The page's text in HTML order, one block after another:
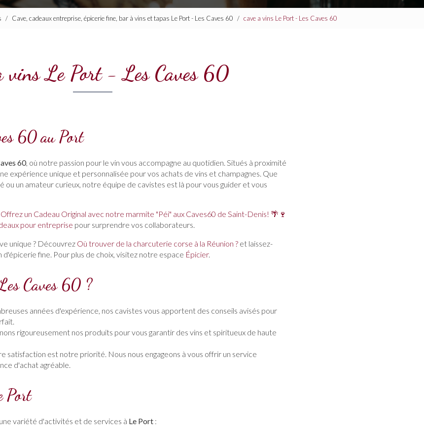
Cave, cadeaux entreprise, épicerie fine, bar à vins et tapas Le Port - Les Caves 60 cave a vins Le Port - Les Caves 60
vins Le Port - Les Caves 60
60 au Port
60, où notre passion pour le vin vous accompagne au quotidien. Situés à proximité
expérience unique et personnalisée pour vos achats de vins et champagnes. Que
ou un amateur curieux, notre équipe de cavistes est là pour vous guider et vous
Offrez un Cadeau Original avec notre marmite "Péi" aux Caves60 de Saint-Denis! 🌴🍷
pour entreprise pour surprendre vos collaborateurs.
unique ? Découvrez Où trouver de la charcuterie corse à la Réunion ? et laissez-
fine. Pour plus de choix, visitez notre espace Épicier.
Caves 60 ?
années d'expérience, nos cavistes vous apportent des conseils avisés pour
rigoureusement nos produits pour vous garantir des vins et spiritueux de haute
satisfaction est notre priorité. Nous nous engageons à vous offrir un service
d'achat agréable.
Port
variété d'activités et de services à Le Port :